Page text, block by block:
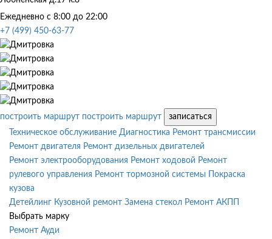
Ежедневно с 8:00 до 22:00
+7 (499) 450-63-77
построить маршрут построить маршрут
записаться
Техническое обслуживание Диагностика Ремонт трансмиссии
Ремонт двигателя Ремонт дизельных двигателей
Ремонт электрооборудования Ремонт ходовой Ремонт
рулевого управления Ремонт тормозной системы
Покраска
кузова
Детейлинг Кузовной ремонт Замена стекол Ремонт АКПП
Выбрать марку
Ремонт Ауди